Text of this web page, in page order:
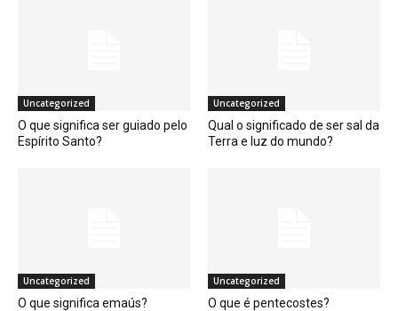
Uncategorized
O que significa ser guiado pelo
Espírito Santo?
Uncategorized
Qual o significado de ser sal da
Terra e luz do mundo?
Uncategorized
O que significa emaús?
Uncategorized
O que é pentecostes?